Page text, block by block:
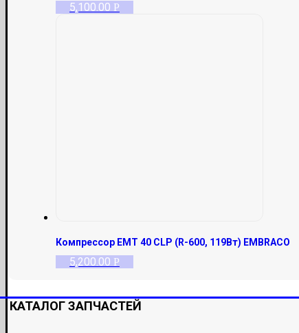
5,100.00 Р
Компрессор EMT 40 CLP (R-600, 119Вт) EMBRACO
5,200.00 Р
КАТАЛОГ ЗАПЧАСТЕЙ